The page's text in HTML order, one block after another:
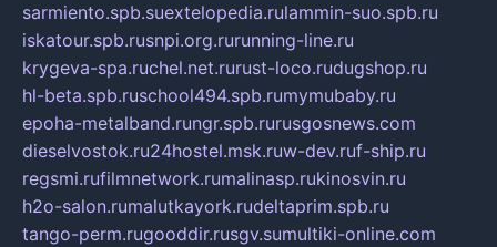
sarmiento.spb.suextelopedia.rulammin-suo.spb.ru
iskatour.spb.rusnpi.org.rurunning-line.ru
krygeva-spa.ruchel.net.rurust-loco.rudugshop.ru
hl-beta.spb.ruschool494.spb.rumymubaby.ru
epoha-metalband.rungr.spb.rurusgosnews.com
dieselvostok.ru24hostel.msk.ruw-dev.ruf-ship.ru
regsmi.rufilmnetwork.rumalinasp.rukinosvin.ru
h2o-salon.rumalutkayork.rudeltaprim.spb.ru
tango-perm.rugooddir.rusgv.sumultiki-online.com